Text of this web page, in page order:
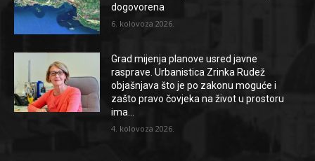
dogovorena
6. kolovoza 2026.
Grad mijenja planove usred javne
rasprave. Urbanistica Zrinka Rudež
objašnjava što je po zakonu moguće i
zašto pravo čovjeka na život u prostoru
ima...
4. kolovoza 2026.